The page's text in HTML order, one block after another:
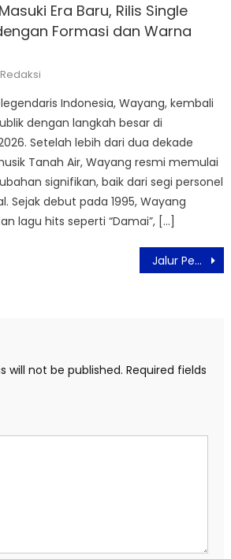
Era Baru, Rilis Single
Formasi dan Warna
Author
Redaksi
legendaris Indonesia, Wayang, kembali
dengan langkah besar di
Setelah lebih dari dua dekade
Tanah Air, Wayang resmi memulai
signifikan, baik dari segi personel
Sejak debut pada 1995, Wayang
lagu hits seperti “Damai”, […]
Jalur Pendakian Gunung Rinjani Segera Dibuka
will not be published. Required fields